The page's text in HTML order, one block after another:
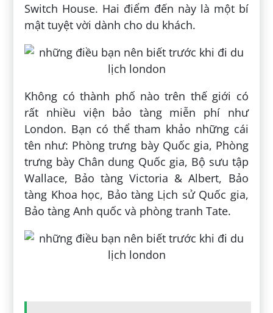
Switch House. Hai điểm đến này là một bí
mật tuyệt vời dành cho du khách.
Không có thành phố nào trên thế giới có
rất nhiều viện bảo tàng miễn phí như
London. Bạn có thể tham khảo những cái
tên như: Phòng trưng bày Quốc gia, Phòng
trưng bày Chân dung Quốc gia, Bộ sưu tập
Wallace, Bảo tàng Victoria & Albert, Bảo
tàng Khoa học, Bảo tàng Lịch sử Quốc gia,
Bảo tàng Anh quốc và phòng tranh Tate.